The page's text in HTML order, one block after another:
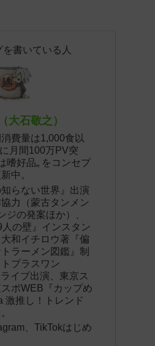
を書いている人
大石敬之）
費量は1,000食以
月間100万PV突
嗜好品„ をコンセプ
中。
らない世界』出演
力（蒙古タンメン
ジの発案ほか）、
の壁』インスタン
和イチロウ著『偏
ラーメン図鑑』制
プラスワン
イブ出演、東京ス
ポWEB『カップめ
激推し！トレンド
、TikTokはじめ